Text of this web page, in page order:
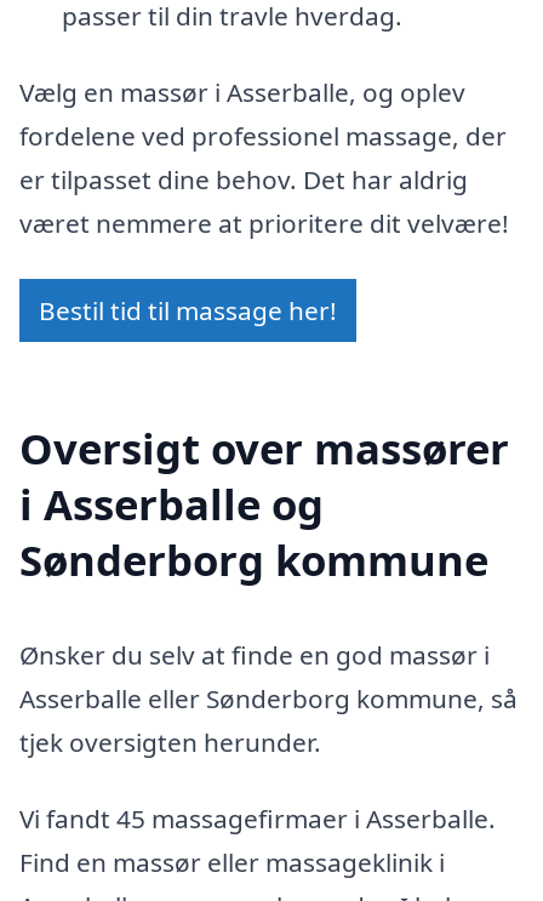
passer til din travle hverdag.
Vælg en massør i Asserballe, og oplev
fordelene ved professionel massage, der
er tilpasset dine behov. Det har aldrig
været nemmere at prioritere dit velvære!
Bestil tid til massage her!
Oversigt over massører
i Asserballe og
Sønderborg kommune
Ønsker du selv at finde en god massør i
Asserballe eller Sønderborg kommune, så
tjek oversigten herunder.
Vi fandt 45 massagefirmaer i Asserballe.
Find en massør eller massageklinik i